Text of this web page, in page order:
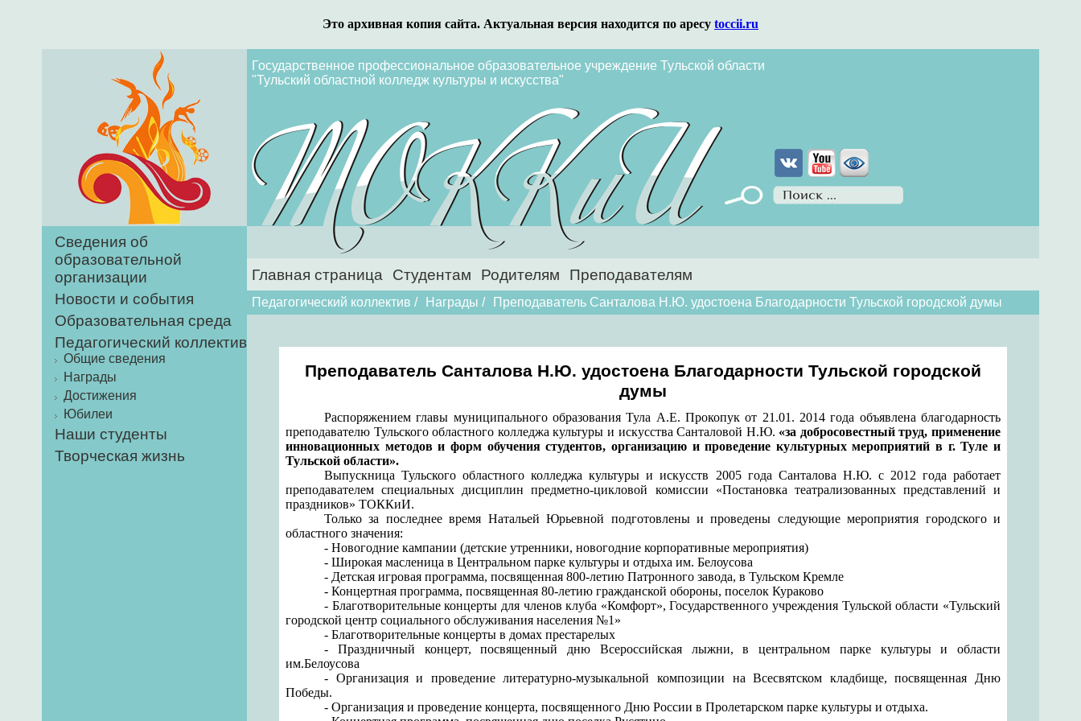
Это архивная копия сайта. Актуальная версия находится по аресу toccii.ru
Сведения об
образовательной
организации
Новости и события
Образовательная среда
Педагогический коллектив
Общие сведения
Награды
Достижения
Юбилеи
Наши студенты
Творческая жизнь
Государственное профессиональное образовательное учреждение Тульской области
"Тульский областной колледж культуры и искусства"
Главная страница Студентам Родителям Преподавателям
Педагогический коллектив / Награды / Преподаватель Санталова Н.Ю. удостоена Благодарности Тульской городской думы
Преподаватель Санталова Н.Ю. удостоена Благодарности Тульской городской
думы
Распоряжением главы муниципального образования Тула А.Е. Прокопук от 21.01. 2014 года объявлена благодарность
преподавателю Тульского областного колледжа культуры и искусства Санталовой Н.Ю. «за добросовестный труд, применение
инновационных методов и форм обучения студентов, организацию и проведение культурных мероприятий в г. Туле и
Тульской области».
Выпускница Тульского областного колледжа культуры и искусств 2005 года Санталова Н.Ю. с 2012 года работает
преподавателем специальных дисциплин предметно-цикловой комиссии «Постановка театрализованных представлений и
праздников» ТОККиИ.
Только за последнее время Натальей Юрьевной подготовлены и проведены следующиемероприятия городского и
областного значения:
- Новогодние кампании (детские утренники, новогодние корпоративные мероприятия)
- Широкая масленица в Центральном парке культуры и отдыха им. Белоусова
- Детская игровая программа, посвященная 800-летию Патронного завода, в Тульском Кремле
- Концертная программа, посвященная 80-летию гражданской обороны, поселок Кураково
- Благотворительные концерты для членов клуба «Комфорт»,Государственного учреждения Тульской области «Тульский
городской центр социального обслуживания населения №1»
- Благотворительные концерты в домах престарелых
- Праздничный концерт, посвященный дню Всероссийская лыжни, в центральном парке культуры и области
им.Белоусова
- Организация и проведение литературно-музыкальной композиции на Всесвятском кладбище, посвященная Дню
Победы.
- Организация и проведение концерта, посвященного Дню России в Пролетарском парке культуры и отдыха.